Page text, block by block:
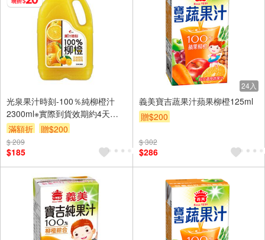
光泉果汁時刻-100％純柳橙汁
2300ml※實際到貨效期約4天以
上
滿額折 贈$200
$ 209
$185
24入
義美寶吉蔬果汁蘋果柳橙125ml
贈$200
$ 302
$286